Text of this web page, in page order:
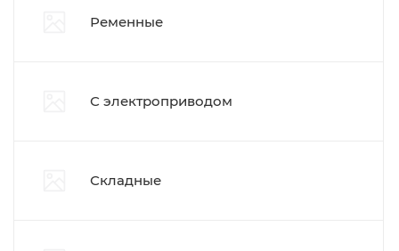
Ременные
С электроприводом
Складные